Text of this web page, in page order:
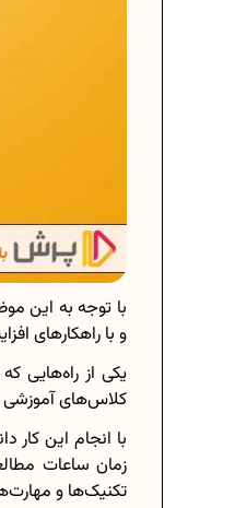
با توجه به این
و با راهکار‌های
یکی از راه‌هایی
کلاس‌های
با انجام این
زمان ساعات
تکنیک‌ها و